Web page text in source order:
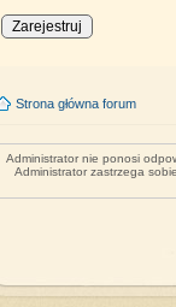
Zarejestruj
Strona główna forum
Administrator nie ponosi
Administrator zastrzega